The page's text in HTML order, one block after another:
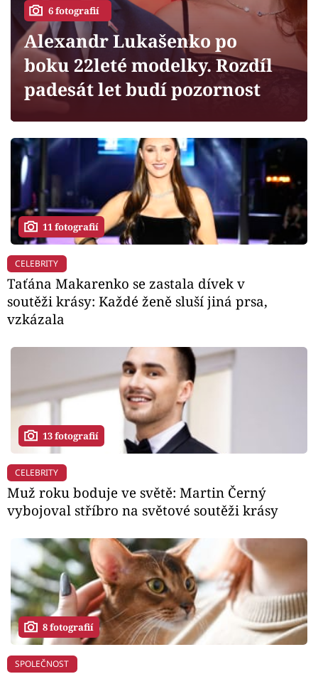
Sledujte prima+
Filmový festival Karlovy Vary
Mámy sobě
Přihlášení
Sledujte nás
6 fotografií
Alexandr Lukašenko po
boku 22leté modelky. Rozdíl
padesát let budí pozornost
11 fotografií
CELEBRITY
Taťána Makarenko se zastala dívek v
soutěži krásy: Každé ženě sluší jiná prsa,
vzkázala
13 fotografií
CELEBRITY
Muž roku boduje ve světě: Martin Černý
vybojoval stříbro na světové soutěži krásy
8 fotografií
SPOLEČNOST